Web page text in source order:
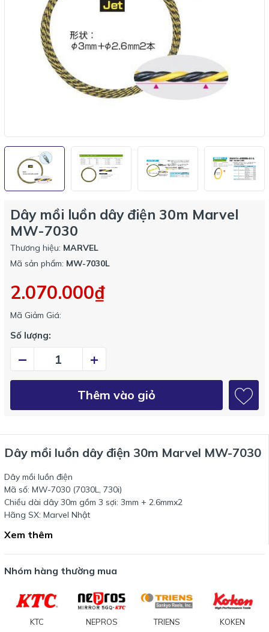
Dây mồi luồn dây điện 30m Marvel
MW-7030
Thương hiệu: MARVEL
Mã sản phẩm: MW-7030L
2.070.000₫
Mã Giảm Giá:
Số lượng:
– +
Thêm vào giỏ
Dây mồi luồn dây điện 30m Marvel MW-7030
Dây mồi luồn điện
Mã số: MW-7030 (7030L, 730i)
Chiều dài dây 30m gồm 3 sợi: 3mm + 2.6mmx2
Hãng SX: Marvel Nhật
Xem thêm
Nhóm hàng thường mua
KTC NEPROS TRIENS KOKEN